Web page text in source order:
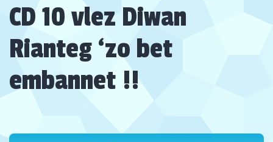
CD 10 vlez Diwan
Rianteg ‘zo bet
embannet !!